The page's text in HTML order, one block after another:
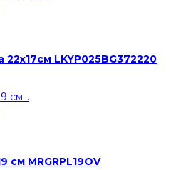
LKYP025BG372220
см MRGRPL19OV